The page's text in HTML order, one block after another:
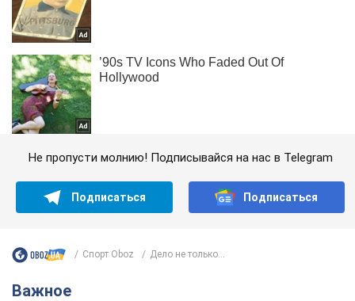
Не пропусти молнию! Подписывайся на нас в Telegram
Подписаться Подписаться
Спорт Oboz Дело не только...
Важное